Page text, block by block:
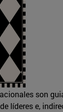
son
líderes e,